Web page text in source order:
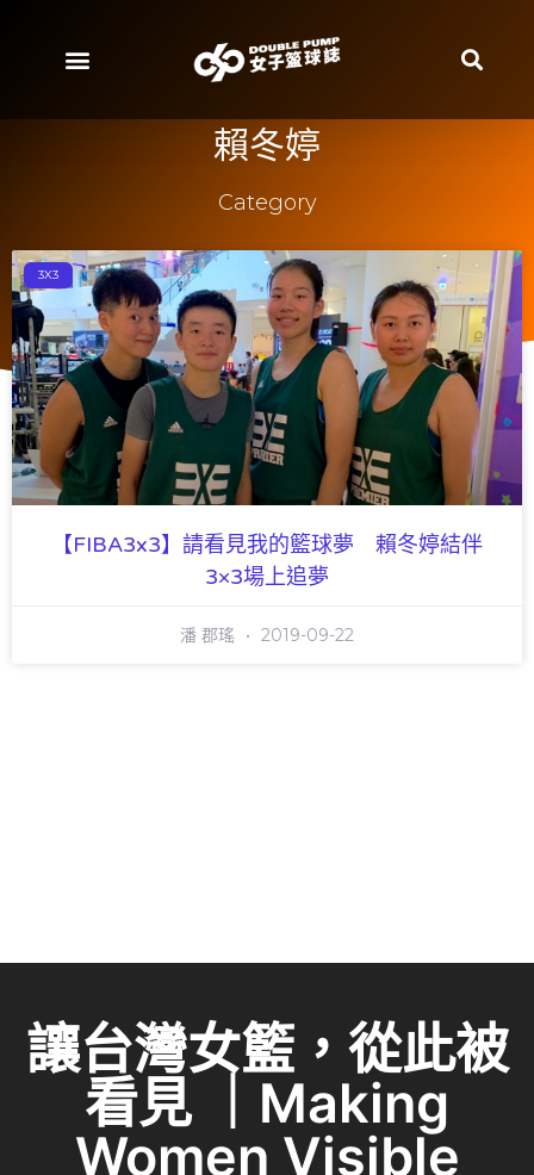
賴冬婷
Category
3X3
【FIBA3x3】請看見我的籃球夢 賴冬婷結伴
3×3場上追夢
潘 郡瑤 2019-09-22
讓台灣女籃，從此被
看見 ｜Making
Women Visible